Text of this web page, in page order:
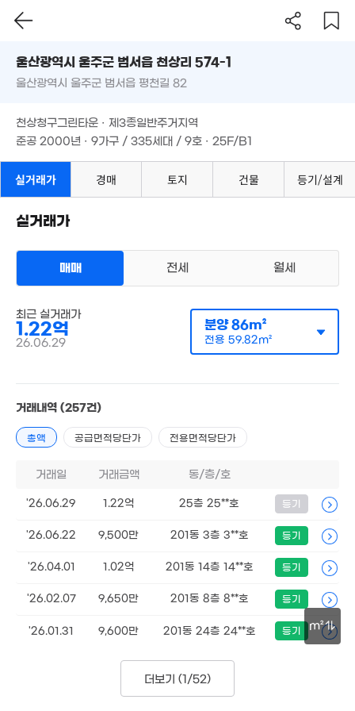
64m²
매매 1억 2200만원
전용60m²
'22. 07
4.1억
8,100만
109m²
필터 매물 탐색
울산시 울주군 범서읍 천상리 574-1
준공 2000년 · 9가구 / 335세대 / 9호 · 25F/B1
m²
울산광역시 울주군 범서읍 천상리 574-1
울산광역시 울주군 범서읍 평천길 82
천상청구그린타운 · 제3종일반주거지역
준공 2000년 · 9가구 / 335세대 / 9호 · 25F/B1
실거래가 경매 토지 건물 등기/설계
실거래가
매매 전세 월세
최근 실거래가
1.22억
26.06.29
분양86m²
전용 59.82m²
거래내역 (257건)
총액 공급면적당단가 전용면적당단가
거래일 거래금액 동/층/호
'26.06.29 1.22억 25층 25**호 등기
'26.06.22 9,500만 201동 3층 3**호 등기
'26.04.01 1.02억 201동 14층 14**호 등기
'26.02.07 9,650만 201동 8층 8**호 등기
'26.01.31 9,600만 201동 24층 24**호 등기
더보기 (1/52)